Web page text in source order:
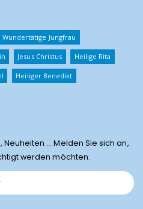
Wundertätige Jungfrau
Jesus Christus Heilige Rita
Heiliger Benedikt
... Melden Sie sich an,
werden möchten.